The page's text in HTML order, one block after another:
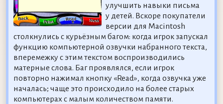
улучшить навыки письма
у детей. Вскоре покупатели
версии для Macintosh
столкнулись с курьёзным багом: когда игрок запускал
функцию компьютерной озвучки набранного текста,
вперемежку с этим текстом воспроизводились
матерные слова. Баг проявлялся, если игрок
повторно нажимал кнопку «Read», когда озвучка уже
началась; чаще это происходило на более старых
компьютерах с малым количеством памяти.